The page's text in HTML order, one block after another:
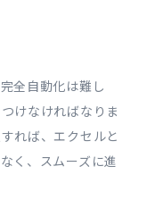
全自動化は難し
けなければなりま
れば、エクセルと
く、スムーズに進